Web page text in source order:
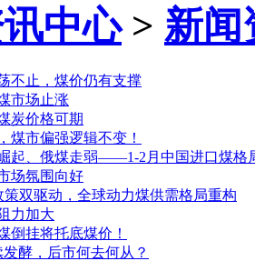
中心> 新闻
不止，煤价仍有支撑
市场止涨
炭价格可期
煤市偏强逻辑不变！
起、俄煤走弱——1-2月中国进口煤格
场氛围向好
双驱动，全球动力煤供需格局重构
力加大
倒挂将托底煤价！
酵，后市何去何从？